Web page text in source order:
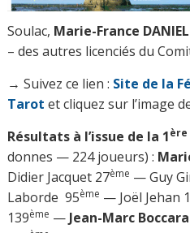
Soulac, Marie-France DANIEL
– des autres licenciés du
→ Suivez ce lien : Site de la
Tarot et cliquez sur l’image
Résultats à l’issue de la 1ère
donnes — 224 joueurs) :
Didier Jacquet 27ème — Guy
Laborde 95ème — Joël Jehan
139ème — Jean-Marc Boccara